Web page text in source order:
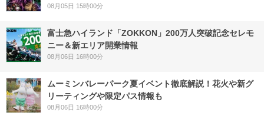
08月05日 15時00分
富士急ハイランド「ZOKKON」200万人突破記念セレモ
ニー＆新エリア開業情報
08月06日 16時00分
ムーミンバレーパーク夏イベント徹底解説！花火や新グ
リーティングや限定パス情報も
08月06日 16時00分